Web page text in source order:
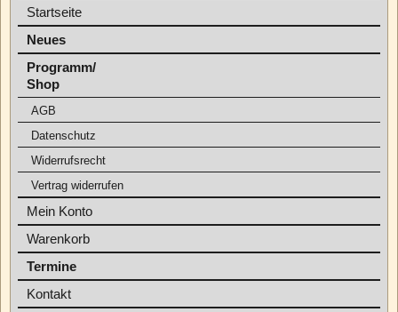
Startseite
Neues
Programm/
Shop
AGB
Datenschutz
Widerrufsrecht
Vertrag widerrufen
Mein Konto
Warenkorb
Termine
Kontakt